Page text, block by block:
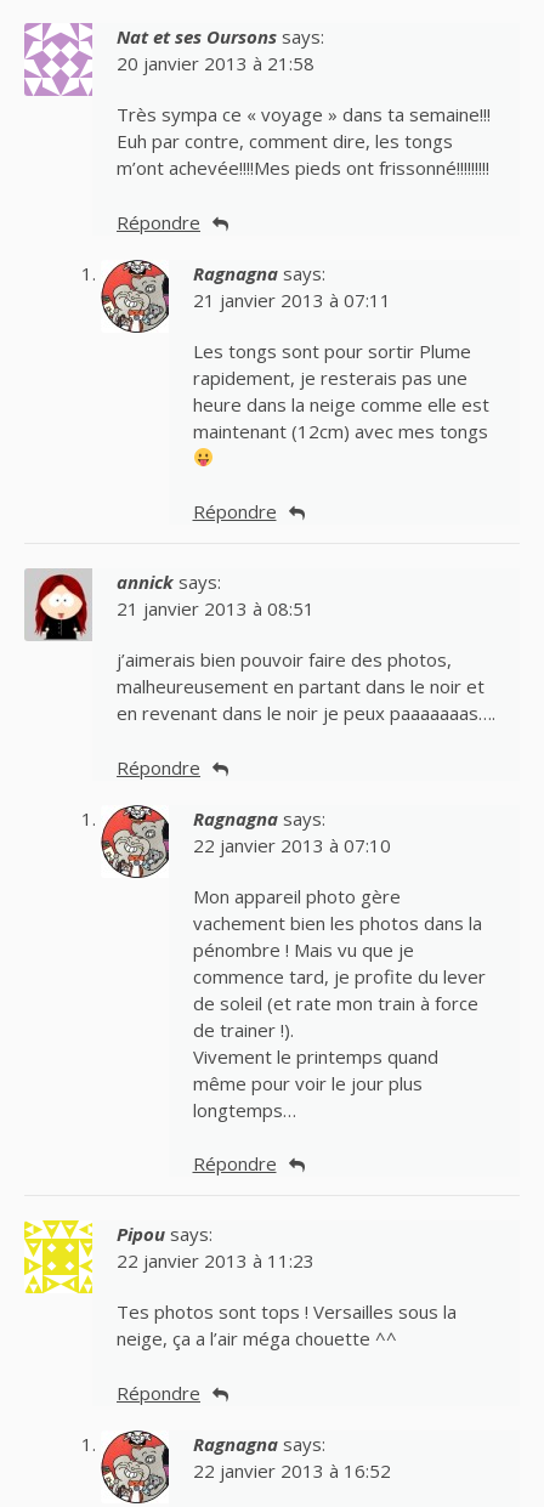
Nat et ses Oursons says:
20 janvier 2013 à 21:58
Très sympa ce « voyage » dans ta semaine!!!
Euh par contre, comment dire, les tongs
m’ont achevée!!!!Mes pieds ont frissonné!!!!!!!!!
Répondre
Ragnagna says:
21 janvier 2013 à 07:11
Les tongs sont pour sortir Plume
rapidement, je resterais pas une
heure dans la neige comme elle est
maintenant (12cm) avec mes tongs
Répondre
annick says:
21 janvier 2013 à 08:51
j’aimerais bien pouvoir faire des photos,
malheureusement en partant dans le noir et
en revenant dans le noir je peux paaaaaaas….
Répondre
Ragnagna says:
22 janvier 2013 à 07:10
Mon appareil photo gère
vachement bien les photos dans la
pénombre ! Mais vu que je
commence tard, je profite du lever
de soleil (et rate mon train à force
de trainer !).
Vivement le printemps quand
même pour voir le jour plus
longtemps…
Répondre
Pipou says:
22 janvier 2013 à 11:23
Tes photos sont tops ! Versailles sous la
neige, ça a l’air méga chouette ^^
Répondre
Ragnagna says:
22 janvier 2013 à 16:52